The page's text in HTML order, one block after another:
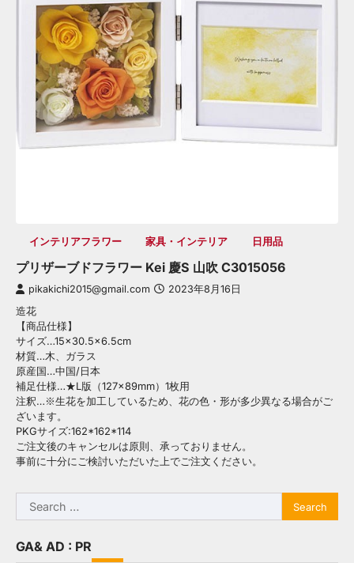
インテリアフラワー 家具・インテリア 日用品
プリザーブドフラワー Kei 慶S 山吹 C3015056
pikakichi2015@gmail.com 2023年8月16日
造花
【商品仕様】
サイズ…15×30.5×6.5cm
材質…木、ガラス
原産国…中国/日本
補足仕様…★L版（127×89mm）1枚用
注釈…※生花を加工しているため、花の色・形が多少異なる場合がご
ざいます。
PKGサイズ:162*162*114
ご注文後のキャンセルは原則、承っておりません。
事前に十分にご検討いただいた上でご注文ください。
Search
for:
GA& AD : PR